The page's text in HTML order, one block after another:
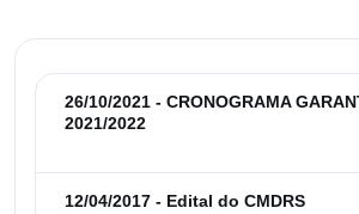
26/10/2021 - CRONOGRAMA
2021/2022
12/04/2017 - Edital do CMDRS